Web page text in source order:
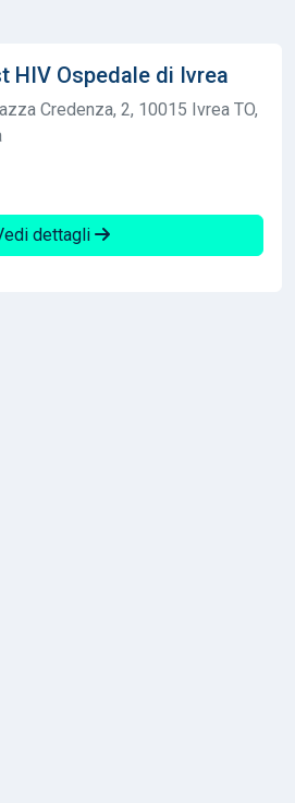
HIV Ospedale di Ivrea
Credenza, 2, 10015 Ivrea TO,
dettagli